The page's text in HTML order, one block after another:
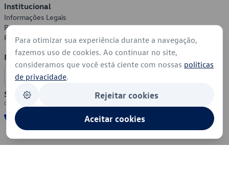
Institucional
Informações Legais
Política de Privacidade
Política de Cookies
Formas de Pagamento
Segurança
Para otimizar sua experiência durante a navegação,
fazemos uso de cookies. Ao continuar no site,
consideramos que você está ciente com nossas políticas
de privacidade.
Rejeitar cookies
Aceitar cookies